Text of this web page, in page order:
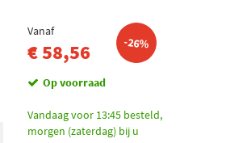
Vanaf
€ 58,56 -26%
Op voorraad
Vandaag voor 13:45 besteld,
morgen (zaterdag) bij u